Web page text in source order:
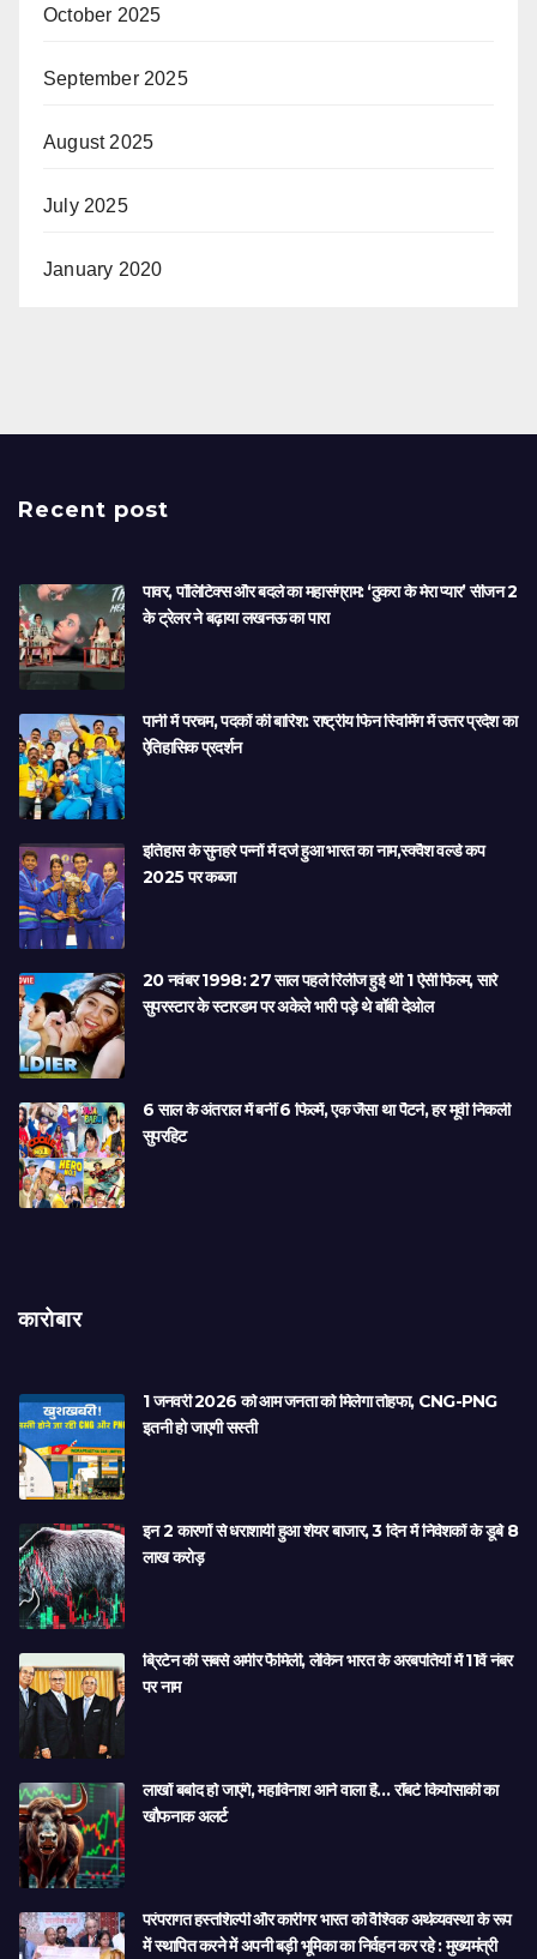
October 2025
September 2025
August 2025
July 2025
January 2020
Recent post
पावर, पॉलिटिक्स और बदले का महासंग्राम: ‘ठुकरा के मेरा प्यार’ सीजन 2
के ट्रेलर ने बढ़ाया लखनऊ का पारा
पानी में परचम, पदकों की बारिश: राष्ट्रीय फिन स्विमिंग में उत्तर प्रदेश का
ऐतिहासिक प्रदर्शन
इतिहास के सुनहरे पन्नों में दर्ज हुआ भारत का नाम,स्क्वैश वर्ल्ड कप
2025 पर कब्जा
20 नवंबर 1998: 27 साल पहले रिलीज हुई थी 1 ऐसी फिल्म, सारे
सुपरस्टार के स्टारडम पर अकेले भारी पड़े थे बॉबी देओल
6 साल के अंतराल में बनीं 6 फिल्में, एक जैसा था पैटर्न, हर मूवी निकली
सुपरहिट
कारोबार
1 जनवरी 2026 को आम जनता को मिलेगा तोहफा, CNG-PNG
इतनी हो जाएगी सस्ती
इन 2 कारणों से धराशायी हुआ शेयर बाजार, 3 दिन में निवेशकों के डूबे 8
लाख करोड़
ब्रिटेन की सबसे अमीर फैमिली, लेकिन भारत के अरबपतियों में 11वें नंबर
पर नाम
लाखों बर्बाद हो जाएंगे, महाविनाश आने वाला है… रॉबर्ट कियोसाकी का
खौफनाक अलर्ट
परंपरागत हस्तशिल्पी और कारीगर भारत को वैश्विक अर्थव्यवस्था के रूप
में स्थापित करने में अपनी बड़ी भूमिका का निर्वहन कर रहे : मुख्यमंत्री